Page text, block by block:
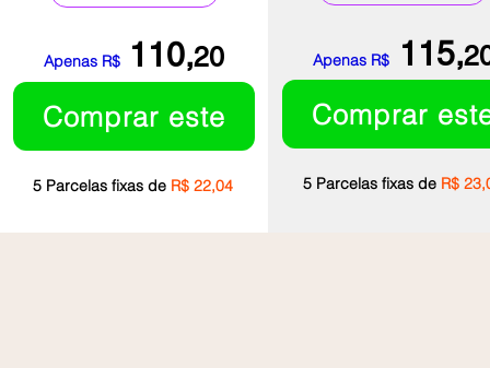
Apenas R$ 1 10,20
Comprar este
5 Parcelas fixas de R$ 22,04
ApenasR$ 115,
Comprar
5 Parcelas fixas de R$